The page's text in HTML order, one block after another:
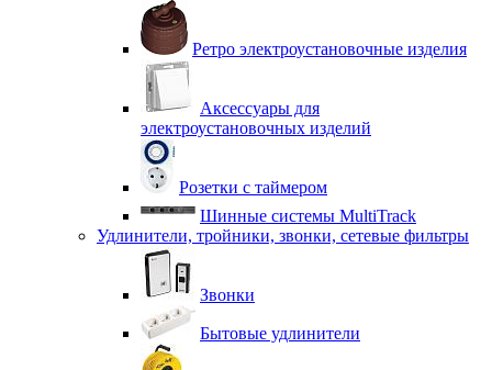
Ретро электроустановочные изделия
Аксессуары для
электроустановочных изделий
Розетки с таймером
Шинные системы MultiTrack
Удлинители, тройники, звонки, сетевые фильтры
Звонки
Бытовые удлинители